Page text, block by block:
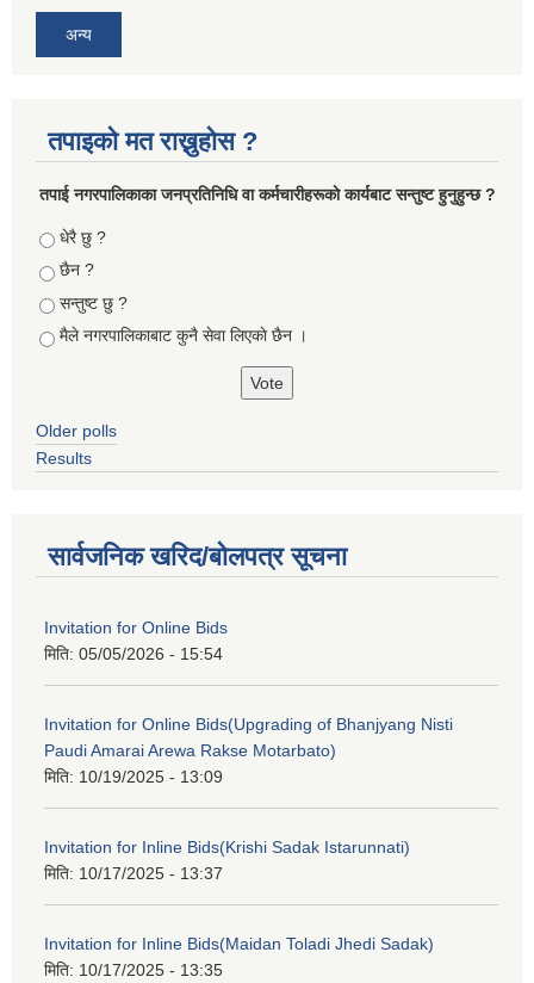
अन्य
तपाइको मत राख्नुहोस ?
तपा‌ई नगरपालिकाका जनप्रतिनिधि वा कर्मचारीहरूकाे कार्यबाट सन्तुष्ट हुनुहुन्छ ?
Choices
धेरै छु ?
छैन ?
सन्तुष्ट छु ?
मैले नगरपालिकाबाट कुनै सेवा लिएकाे छैन ।
Older polls
Results
सार्वजनिक खरिद/बोलपत्र सूचना
Invitation for Online Bids
मिति: 05/05/2026 - 15:54
Invitation for Online Bids(Upgrading of Bhanjyang Nisti
Paudi Amarai Arewa Rakse Motarbato)
मिति: 10/19/2025 - 13:09
Invitation for Inline Bids(Krishi Sadak Istarunnati)
मिति: 10/17/2025 - 13:37
Invitation for Inline Bids(Maidan Toladi Jhedi Sadak)
मिति: 10/17/2025 - 13:35